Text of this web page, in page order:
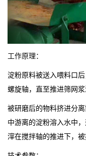
工作原理：
淀粉原料被送入喂料口
螺旋轴，直至推进筛网浆
被研磨后的物料挤进分
中游离的淀粉溶入水中
滓在搅拌轴的推进下，被